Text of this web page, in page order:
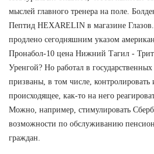
мыслей главного тренера на поле.
Пептид HEXARELIN в магазине
продлено сегодняшним указом
Пронабол-10 цена Нижний Тагил -
Уренгой? Но работал в
призваны, в том числе, контролировать
происходящее, как-то на него
Можно, например, стимулировать
возможности по обслуживанию
граждан.